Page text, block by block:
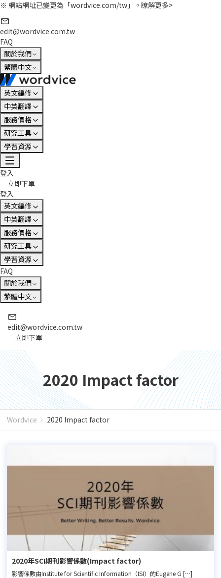
※ 網站網址已變更為「wordvice.com/tw」。 瞭解更多>
edit@wordvice.com.tw
FAQ
關於我們
繁體中文
英文編修
中英翻譯
服務價格
研究工具
學習資源
登入
立即下單
登入
英文編修
中英翻譯
服務價格
研究工具
學習資源
FAQ
關於我們
繁體中文
edit@wordvice.com.tw
立即下單
2020 Impact factor
Wordvice 2020 Impact factor
2020年SCI期刊影響係數(Impact factor)
影響係數由Institute for Scientific Information（ISI）的Eugene G […]